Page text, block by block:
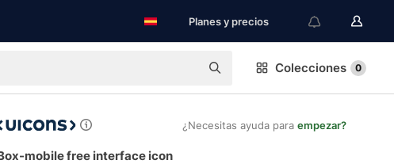
Planes y precios
Colecciones 0
¿Necesitas ayuda para empezar?
mobile free interface icon